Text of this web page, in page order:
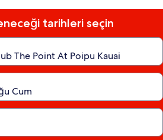
tarihleri seçin